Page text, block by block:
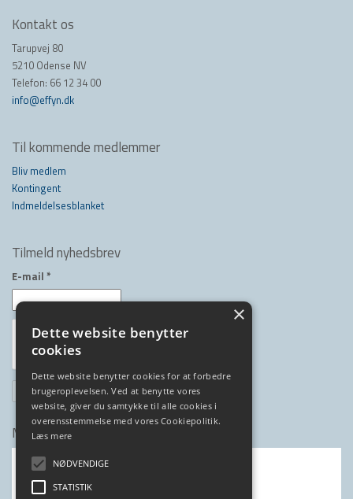
Kontakt os
Tarupvej 80
5210 Odense NV
Telefon: 66 12 34 00
info@effyn.dk
Til kommende medlemmer
Bliv medlem
Kontingent
Indmeldelsesblanket
Tilmeld nyhedsbrev
E-mail *
Medlem af
Dette website benytter
cookies
Dette website benytter cookies for at forbedre
brugeroplevelsen. Ved at benytte vores
website, giver du samtykke til alle cookies i
overensstemmelse med vores Cookiepolitik.
Læs mere
NØDVENDIGE
STATISTIK
×